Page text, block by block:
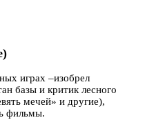
играх –изобрел
базы и критик лесного
мечей» и другие),
фильмы.